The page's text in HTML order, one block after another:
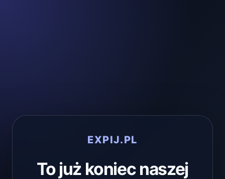
EXPIJ.PL
To już koniec naszej